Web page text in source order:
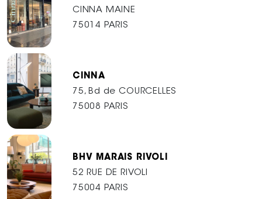
CINNA MAINE
75014 PARIS
CINNA
75, Bd de COURCELLES
75008 PARIS
BHV MARAIS RIVOLI
52 RUE DE RIVOLI
75004 PARIS